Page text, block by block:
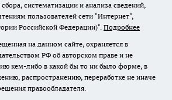
систематизации и анализа сведений,
пользователей сети "Интернет",
Российской Федерации)". Подробнее
на данном сайте, охраняется в
РФ об авторском праве и не
кем-либо в какой бы то ни было форме, в
распространению, переработке не иначе
правообладателя.